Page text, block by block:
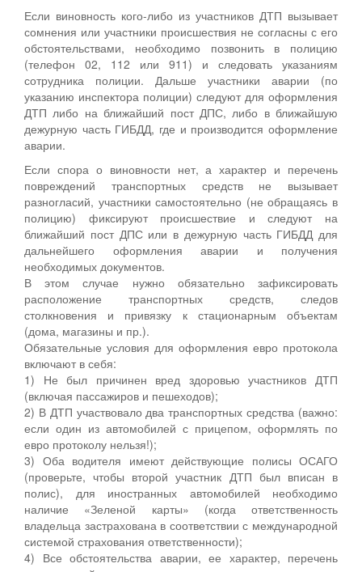
Если виновность кого-либо из участников ДТП вызывает
сомнения или участники происшествия не согласны с его
обстоятельствами, необходимо позвонить в полицию
(телефон 02, 112 или 911) и следовать указаниям
сотрудника полиции. Дальше участники аварии (по
указанию инспектора полиции) следуют для оформления
ДТП либо на ближайший пост ДПС, либо в ближайшую
дежурную часть ГИБДД, где и производится оформление
аварии.
Если спора о виновности нет, а характер и перечень
повреждений транспортных средств не вызывает
разногласий, участники самостоятельно (не обращаясь в
полицию) фиксируют происшествие и следуют на
ближайший пост ДПС или в дежурную часть ГИБДД для
дальнейшего оформления аварии и получения
необходимых документов.
В этом случае нужно обязательно зафиксировать
расположение транспортных средств, следов
столкновения и привязку к стационарным объектам
(дома, магазины и пр.).
Обязательные условия для оформления евро протокола
включают в себя:
1) Не был причинен вред здоровью участников ДТП
(включая пассажиров и пешеходов);
2) В ДТП участвовало два транспортных средства (важно:
если один из автомобилей с прицепом, оформлять по
евро протоколу нельзя!);
3) Оба водителя имеют действующие полисы ОСАГО
(проверьте, чтобы второй участник ДТП был вписан в
полис), для иностранных автомобилей необходимо
наличие «Зеленой карты» (когда ответственность
владельца застрахована в соответствии с международной
системой страхования ответственности);
4) Все обстоятельства аварии, ее характер, перечень